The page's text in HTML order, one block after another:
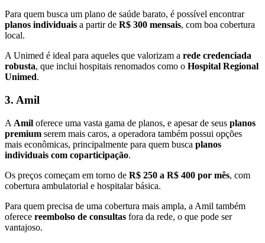
Para quem busca um plano de saúde barato, é possível encontrar
planos individuais a partir de R$ 300 mensais, com boa cobertura
local.
A Unimed é ideal para aqueles que valorizam a rede credenciada
robusta, que inclui hospitais renomados como o Hospital Regional
Unimed.
3. Amil
A Amil oferece uma vasta gama de planos, e apesar de seus planos
premium serem mais caros, a operadora também possui opções
mais econômicas, principalmente para quem busca planos
individuais com coparticipação.
Os preços começam em torno de R$ 250 a R$ 400 por mês, com
cobertura ambulatorial e hospitalar básica.
Para quem precisa de uma cobertura mais ampla, a Amil também
oferece reembolso de consultas fora da rede, o que pode ser
vantajoso.